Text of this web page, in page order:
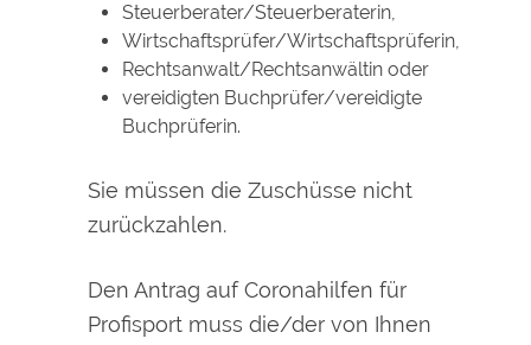
Steuerberater/Steuerberaterin,
Wirtschaftsprüfer/Wirtschaftsprüferin,
Rechtsanwalt/Rechtsanwältin oder
vereidigten Buchprüfer/vereidigte
Buchprüferin.
Sie müssen die Zuschüsse nicht
zurückzahlen.
Den Antrag auf Coronahilfen für
Profisport muss die/der von Ihnen